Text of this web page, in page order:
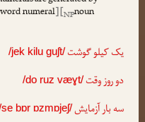
numeral] [NPnoun
یک کیلو گوشت/jek kilu guʃt/
دو روز وقت/do ruz væɣt/
سه بار آزمایشbɒr ɒzmɒjeʃ/